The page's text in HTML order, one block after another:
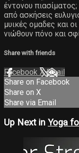
έντονου
από ασκήσεις
μυικές ομαδες και
νιώθουν πόνο και
Share with friends
Facebook XEmail
Share on Facebook
Share on X
Share via Email
Up Next in Yoga